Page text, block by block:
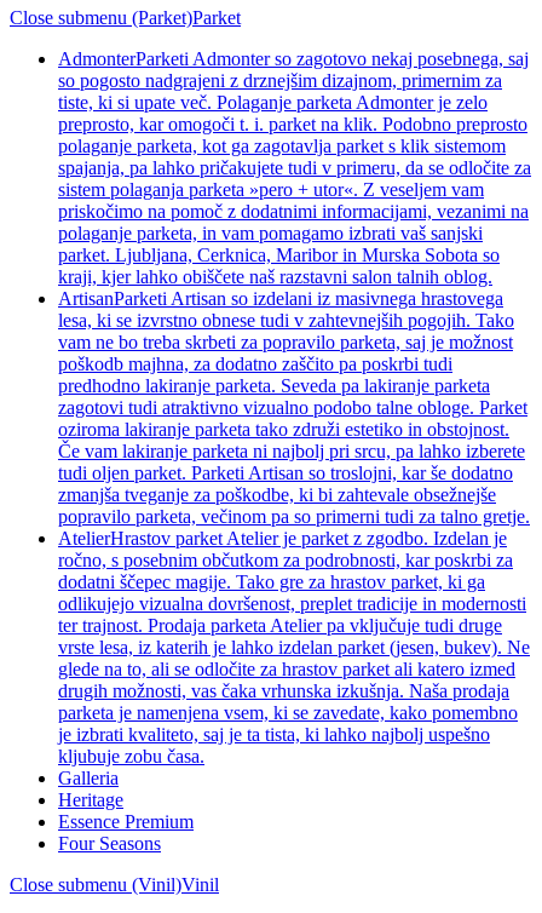
Close submenu (Parket)Parket
AdmonterParketi Admonter so zagotovo nekaj posebnega, saj
so pogosto nadgrajeni z drznejšim dizajnom, primernim za
tiste, ki si upate več. Polaganje parketa Admonter je zelo
preprosto, kar omogoči t. i. parket na klik. Podobno preprosto
polaganje parketa, kot ga zagotavlja parket s klik sistemom
spajanja, pa lahko pričakujete tudi v primeru, da se odločite za
sistem polaganja parketa »pero + utor«. Z veseljem vam
priskočimo na pomoč z dodatnimi informacijami, vezanimi na
polaganje parketa, in vam pomagamo izbrati vaš sanjski
parket. Ljubljana, Cerknica, Maribor in Murska Sobota so
kraji, kjer lahko obiščete naš razstavni salon talnih oblog.
ArtisanParketi Artisan so izdelani iz masivnega hrastovega
lesa, ki se izvrstno obnese tudi v zahtevnejših pogojih. Tako
vam ne bo treba skrbeti za popravilo parketa, saj je možnost
poškodb majhna, za dodatno zaščito pa poskrbi tudi
predhodno lakiranje parketa. Seveda pa lakiranje parketa
zagotovi tudi atraktivno vizualno podobo talne obloge. Parket
oziroma lakiranje parketa tako združi estetiko in obstojnost.
Če vam lakiranje parketa ni najbolj pri srcu, pa lahko izberete
tudi oljen parket. Parketi Artisan so troslojni, kar še dodatno
zmanjša tveganje za poškodbe, ki bi zahtevale obsežnejše
popravilo parketa, večinom pa so primerni tudi za talno gretje.
AtelierHrastov parket Atelier je parket z zgodbo. Izdelan je
ročno, s posebnim občutkom za podrobnosti, kar poskrbi za
dodatni ščepec magije. Tako gre za hrastov parket, ki ga
odlikujejo vizualna dovršenost, preplet tradicije in modernosti
ter trajnost. Prodaja parketa Atelier pa vključuje tudi druge
vrste lesa, iz katerih je lahko izdelan parket (jesen, bukev). Ne
glede na to, ali se odločite za hrastov parket ali katero izmed
drugih možnosti, vas čaka vrhunska izkušnja. Naša prodaja
parketa je namenjena vsem, ki se zavedate, kako pomembno
je izbrati kvaliteto, saj je ta tista, ki lahko najbolj uspešno
kljubuje zobu časa.
Galleria
Heritage
Essence Premium
Four Seasons
Close submenu (Vinil)Vinil